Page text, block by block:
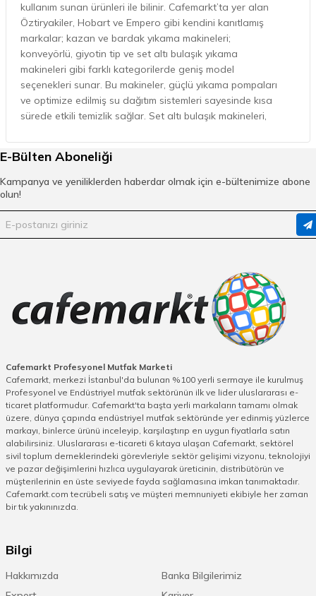
kullanım sunan ürünleri ile bilinir. Cafemarkt’ta yer alan
Öztiryakiler, Hobart ve Empero gibi kendini kanıtlamış
markalar; kazan ve bardak yıkama makineleri;
konveyörlü, giyotin tip ve set altı bulaşık yıkama
makineleri gibi farklı kategorilerde geniş model
seçenekleri sunar. Bu makineler, güçlü yıkama pompaları
ve optimize edilmiş su dağıtım sistemleri sayesinde kısa
sürede etkili temizlik sağlar. Set altı bulaşık makineleri,
bulaşık yıkama ihtiyacı olan restoranlar ve oteller için
idealdir. Bardak yıkama makineleri ise özellikle kafe ve
Cafemarkt’ın sunduğu ürün çeşitliliği, farklı kapasite ve
kullanım senaryolarına uygun modelleri birlikte sunarak
işletmelerin performans ve alan yönetimi açısından
Sanayi Tipi Bulaşık Makinesi Fiyatlarını
Belirleyen Teknik Özellikler Nelerdir?
Sanayi tipi bulaşık makinesifiyatları, ürünün teknik
altyapısı ve sunduğu özellikler doğrultusunda değişkenlik
kapasitesi gelir. Saatlik yıkama kapasitesi arttıkça
cihazın motor gücü, pompa sistemi ve su ısıtma
performansı da yükselir. Kullanılan paslanmaz çelik
kalitesi, makinenin hijyen ve dayanıklılık açısından uzun
ömürlü olmasını sağladığı için fiyatlandırmada önemli bir
rol oynar. Makinelerin sahip olduğu teknolojik
donanımlar, maliyete etki eden faktörler arasındadır.
Otomatik deterjan ve parlatıcı dozajlama sistemleri,
enerji ve su tasarrufu sağlayan yıkama programları, çift
cidarlı gövde yapısı ve düşük ses seviyesinde çalışma
sağlayarak operasyonel verimliliği yükseltir. Cafemarkt’ta
yer alan farklı model seçenekleri, giriş seviyesi ve üst
segment ürünler ile işletmelerin bütçelerine uygun
E-Bülten Aboneliği
Kampanya ve yeniliklerden haberdar olmak için e-bültenimize abone
olun!
Cafemarkt Profesyonel Mutfak Marketi
Cafemarkt, merkezi İstanbul'da bulunan %100 yerli sermaye ile kurulmuş
Profesyonel ve Endüstriyel mutfak sektörünün ilk ve lider uluslararası e-
ticaret platformudur. Cafemarkt'ta başta yerli markaların tamamı olmak
üzere, dünya çapında endüstriyel mutfak sektöründe yer edinmiş yüzlerce
markayı, binlerce ürünü inceleyip, karşılaştırıp en uygun fiyatlarla satın
alabilirsiniz. Uluslararası e-ticareti 6 kıtaya ulaşan Cafemarkt, sektörel
sivil toplum derneklerindeki görevleriyle sektör gelişimi vizyonu, teknolojiyi
ve pazar değişimlerini hızlıca uygulayarak üreticinin, distribütörün ve
müşterilerinin en üste seviyede fayda sağlamasına imkan tanımaktadır.
Cafemarkt.com tecrübeli satış ve müşteri memnuniyeti ekibiyle her zaman
bir tık yakınınızda.
Bilgi
Hakkımızda
Banka Bilgilerimiz